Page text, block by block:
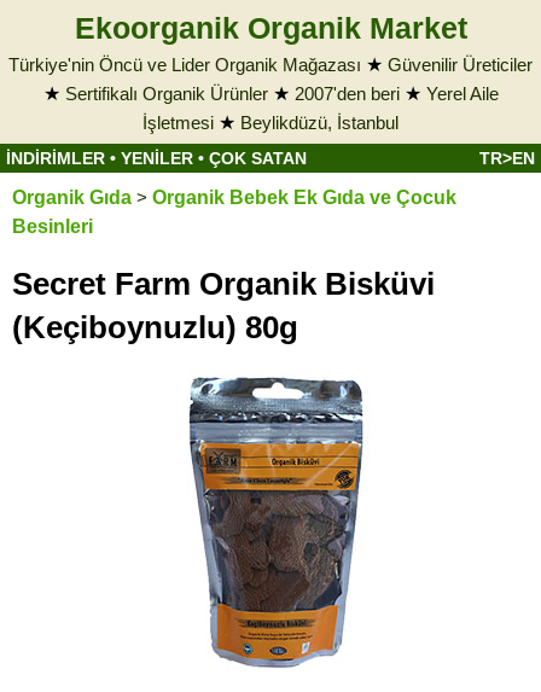
Ekoorganik Organik Market
Türkiye'nin Öncü ve Lider Organik Mağazası ★ Güvenilir Üreticiler
★ Sertifikalı Organik Ürünler★ 2007'den beri★ Yerel Aile
İşletmesi ★ Beylikdüzü, İstanbul
İNDİRİMLER • YENİLER • ÇOK SATAN TR>EN
Organik Gıda > Organik Bebek Ek Gıda ve Çocuk
Besinleri
Secret Farm Organik Bisküvi
(Keçiboynuzlu) 80g